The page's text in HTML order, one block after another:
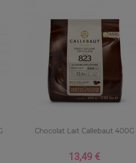
Chocolat Lait Callebaut 400G
Prix
13,49 €